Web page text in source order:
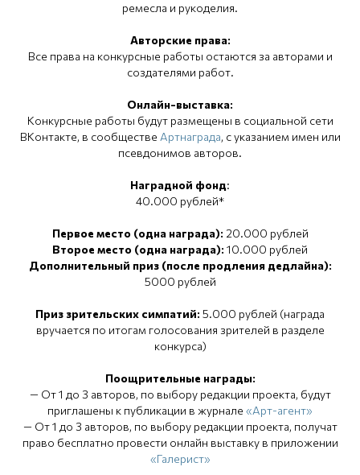
ремесла и рукоделия.
Авторские права:
Все права на конкурсные работы остаются за авторами и
создателями работ.
Онлайн-выставка:
Конкурсные работы будут размещены в социальной сети
ВКонтакте, в сообществе Артнаграда, с указанием имен или
псевдонимов авторов.
Наградной фонд:
40.000 рублей*
Первое место (одна награда): 20.000 рублей
Второе место (одна награда): 10.000 рублей
Дополнительный приз (после продления дедлайна):
5000 рублей
Приз зрительских симпатий: 5.000 рублей (награда
вручается по итогам голосования зрителей в разделе
конкурса)
Поощрительные награды:
— От 1 до 3 авторов, по выбору редакции проекта, будут
приглашены к публикации в журнале «Арт-агент»
— От 1 до 3 авторов, по выбору редакции проекта, получат
право бесплатно провести онлайн выставку в приложении
«Галерист»